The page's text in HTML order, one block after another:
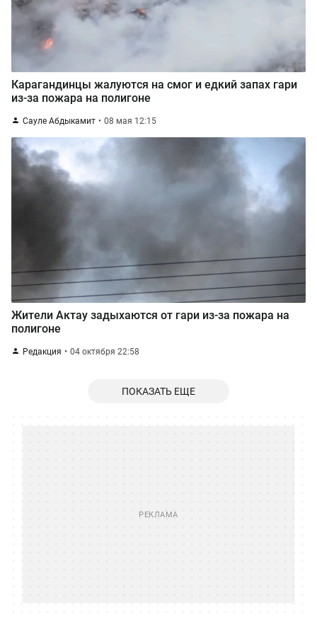
Карагандинцы жалуются на смог и едкий запах гари
из-за пожара на полигоне
Сауле Абдыкамит 08 мая 12:15
Жители Актау задыхаются от гари из-за пожара на
полигоне
Редакция 04 октября 22:58
ПОКАЗАТЬ ЕЩЕ